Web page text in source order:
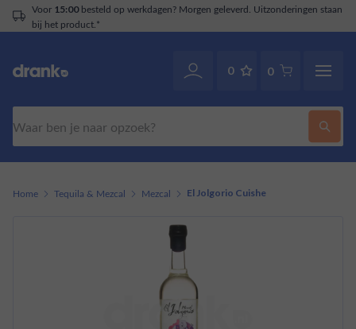
Voor 15:00besteld op werkdagen? Morgen geleverd. Uitzonderingen staan
bij het product.*
0 0
Home Tequila & Mezcal Mezcal El Jolgorio Cuishe